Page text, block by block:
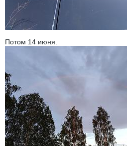
Потом 14 июня.